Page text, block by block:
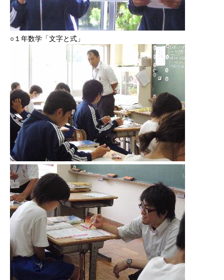
○１年数学「文字と式」